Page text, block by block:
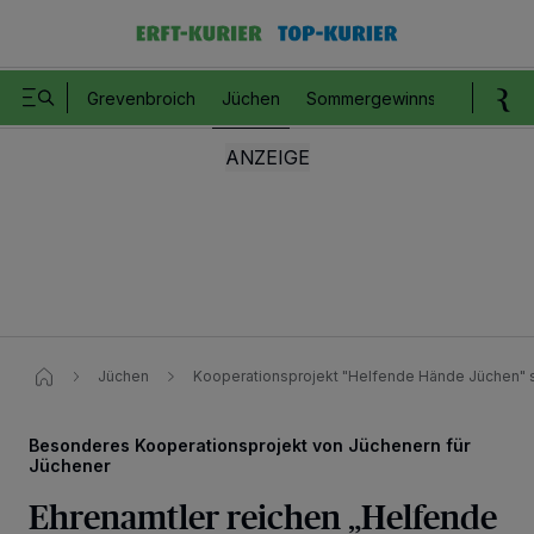
Grevenbroich Jüchen Sommergewinnspiel
Jüchen Kooperationsprojekt "Helfende Hände Jüchen"
Besonderes Kooperationsprojekt von Jüchenern für
Jüchener
Ehrenamtler reichen „Helfende